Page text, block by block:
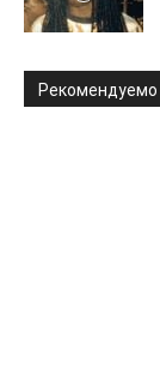
Рекомендуемо